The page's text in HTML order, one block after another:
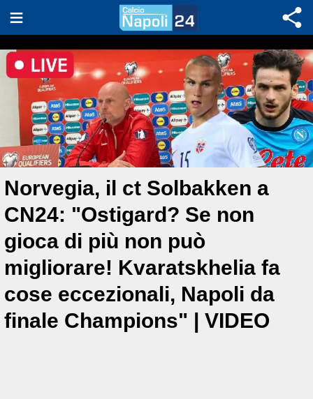
Norvegia, il ct Solbakken a
CN24: "Ostigard? Se non
gioca di più non può
migliorare! Kvaratskhelia fa
cose eccezionali, Napoli da
finale Champions" | VIDEO